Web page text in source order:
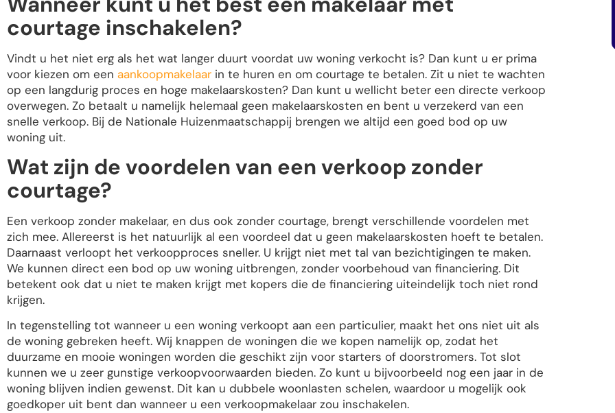
courtage inschakelen?
Vindt u het niet erg als het wat langer duurt voordat uw woning verkocht is? Dan kunt u er prima
voor kiezen om een aankoopmakelaar in te huren en om courtage te betalen. Zit u niet te wachten
op een langdurig proces en hoge makelaarskosten? Dan kunt u wellicht beter een directe verkoop
overwegen. Zo betaalt u namelijk helemaal geen makelaarskosten en bent u verzekerd van een
snelle verkoop. Bij de Nationale Huizenmaatschappij brengen we altijd een goed bod op uw
woning uit.
Wat zijn de voordelen van een verkoop zonder
courtage?
Een verkoop zonder makelaar, en dus ook zonder courtage, brengt verschillende voordelen met
zich mee. Allereerst is het natuurlijk al een voordeel dat u geen makelaarskosten hoeft te betalen.
Daarnaast verloopt het verkoopproces sneller. U krijgt niet met tal van bezichtigingen te maken.
We kunnen direct een bod op uw woning uitbrengen, zonder voorbehoud van financiering. Dit
betekent ook dat u niet te maken krijgt met kopers die de financiering uiteindelijk toch niet rond
krijgen.
In tegenstelling tot wanneer u een woning verkoopt aan een particulier, maakt het ons niet uit als
de woning gebreken heeft. Wij knappen de woningen die we kopen namelijk op, zodat het
duurzame en mooie woningen worden die geschikt zijn voor starters of doorstromers. Tot slot
kunnen we u zeer gunstige verkoopvoorwaarden bieden. Zo kunt u bijvoorbeeld nog een jaar in de
woning blijven indien gewenst. Dit kan u dubbele woonlasten schelen, waardoor u mogelijk ook
goedkoper uit bent dan wanneer u een verkoopmakelaar zou inschakelen.